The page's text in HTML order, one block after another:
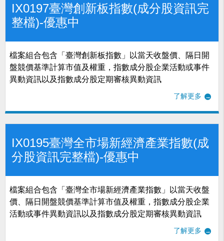
IX0197臺灣創新板指數(成分股資訊完
整檔)-優惠中
檔案組合包含「臺灣創新板指數」以當天收盤價、隔日開
盤競價基準計算市值及權重，指數成分股企業活動或事件
異動資訊以及指數成分股定期審核異動資訊
了解更多
IX0195臺灣全市場新經濟產業指數(成
分股資訊完整檔)-優惠中
檔案組合包含「臺灣全市場新經濟產業指數」以當天收盤
價、隔日開盤競價基準計算市值及權重，指數成分股企業
活動或事件異動資訊以及指數成分股定期審核異動資訊
了解更多